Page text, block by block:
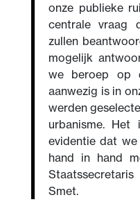
onze publieke
centrale vraag
zullen
mogelijk
we beroep op
aanwezig is in
werden
urbanisme.
evidentie dat
hand in hand
Smet.